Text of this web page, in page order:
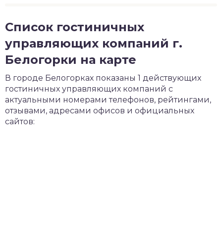
Список гостиничных
управляющих компаний г.
Белогорки на карте
В городе Белогорках показаны 1 действующих
гостиничных управляющих компаний с
актуальными номерами телефонов, рейтингами,
отзывами, адресами офисов и официальных
сайтов: